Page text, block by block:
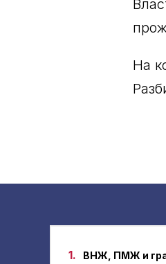
На
1. ВНЖ, ПМЖ и